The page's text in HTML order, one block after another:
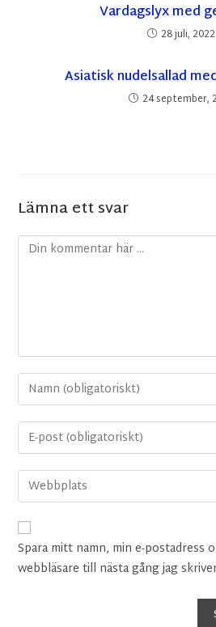
Vardagslyx med
28 juli, 2022
Asiatisk nudelsallad
24 september,
Lämna ett svar
Spara mitt namn, min e-postadress
webbläsare till nästa gång jag